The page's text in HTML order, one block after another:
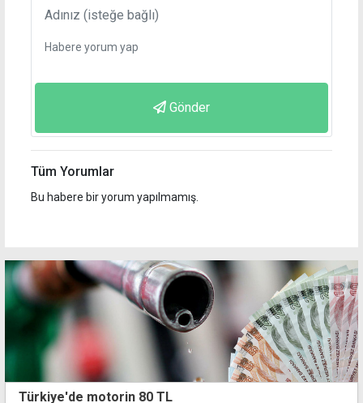
Gönder
Tüm Yorumlar
Bu habere bir yorum yapılmamış.
Türkiye'de motorin 80 TL